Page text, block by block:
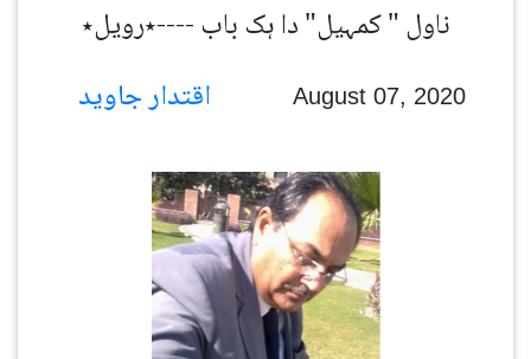
ناول " کمہیل" دا ہک باب ----٭رویل٭
August 07, 2020